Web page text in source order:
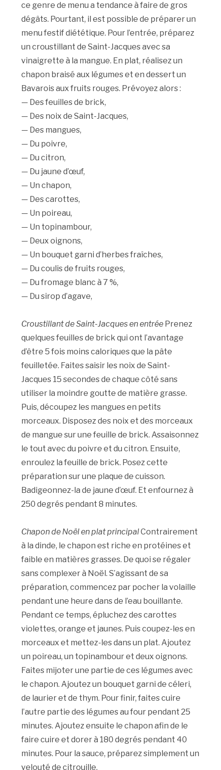
ce genre de menu a tendance à faire de gros
dégâts. Pourtant, il est possible de préparer un
menu festif diététique. Pour l’entrée, préparez
un croustillant de Saint-Jacques avec sa
vinaigrette à la mangue. En plat, réalisez un
chapon braisé aux légumes et en dessert un
Bavarois aux fruits rouges. Prévoyez alors :
— Des feuilles de brick,
— Des noix de Saint-Jacques,
— Des mangues,
— Du poivre,
— Du citron,
— Du jaune d’œuf,
— Un chapon,
— Des carottes,
— Un poireau,
— Un topinambour,
— Deux oignons,
— Un bouquet garni d’herbes fraîches,
— Du coulis de fruits rouges,
— Du fromage blanc à 7 %,
— Du sirop d’agave,
Croustillant de Saint-Jacques en entrée Prenez
quelques feuilles de brick qui ont l’avantage
d’être 5 fois moins caloriques que la pâte
feuilletée. Faites saisir les noix de Saint-
Jacques 15 secondes de chaque côté sans
utiliser la moindre goutte de matière grasse.
Puis, découpez les mangues en petits
morceaux. Disposez des noix et des morceaux
de mangue sur une feuille de brick. Assaisonnez
le tout avec du poivre et du citron. Ensuite,
enroulez la feuille de brick. Posez cette
préparation sur une plaque de cuisson.
Badigeonnez-la de jaune d’œuf. Et enfournez à
250 degrés pendant 8 minutes.
Chapon de Noël en plat principalContrairement
à la dinde, le chapon est riche en protéines et
faible en matières grasses. De quoi se régaler
sans complexer à Noël. S’agissant de sa
préparation, commencez par pocher la volaille
pendant une heure dans de l’eau bouillante.
Pendant ce temps, épluchez des carottes
violettes, orange et jaunes. Puis coupez-les en
morceaux et mettez-les dans un plat. Ajoutez
un poireau, un topinambour et deux oignons.
Faites mijoter une partie de ces légumes avec
le chapon. Ajoutez un bouquet garni de céleri,
de laurier et de thym. Pour finir, faites cuire
l’autre partie des légumes au four pendant 25
minutes. Ajoutez ensuite le chapon afin de le
faire cuire et dorer à 180 degrés pendant 40
minutes. Pour la sauce, préparez simplement un
velouté de citrouille.